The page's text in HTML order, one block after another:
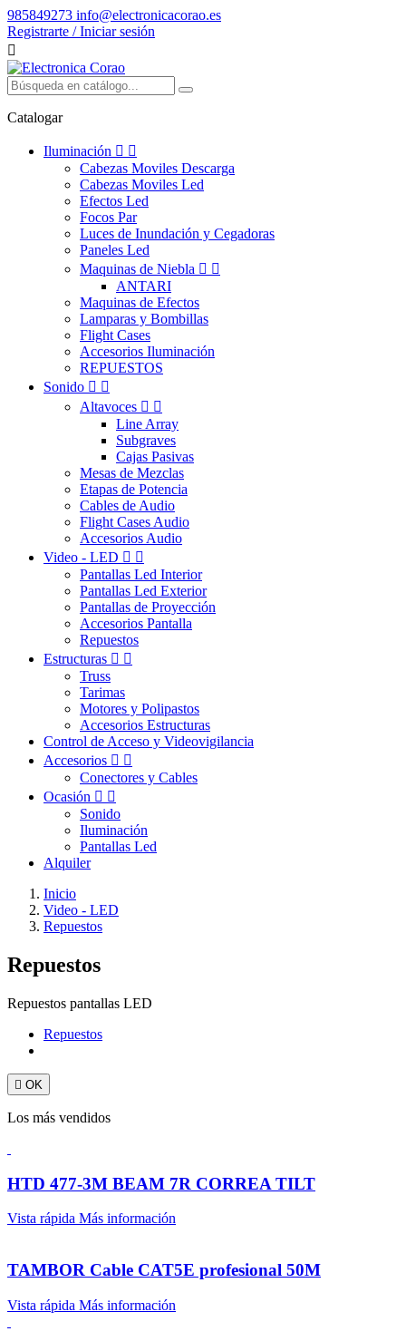
985849273 info@electronicacorao.es
Registrarte / Iniciar sesión

Catalogar
Iluminación  
Cabezas Moviles Descarga
Cabezas Moviles Led
Efectos Led
Focos Par
Luces de Inundación y Cegadoras
Paneles Led
Maquinas de Niebla  
ANTARI
Maquinas de Efectos
Lamparas y Bombillas
Flight Cases
Accesorios Iluminación
REPUESTOS
Sonido  
Altavoces  
Line Array
Subgraves
Cajas Pasivas
Mesas de Mezclas
Etapas de Potencia
Cables de Audio
Flight Cases Audio
Accesorios Audio
Video - LED  
Pantallas Led Interior
Pantallas Led Exterior
Pantallas de Proyección
Accesorios Pantalla
Repuestos
Estructuras  
Truss
Tarimas
Motores y Polipastos
Accesorios Estructuras
Control de Acceso y Videovigilancia
Accesorios  
Conectores y Cables
Ocasión  
Sonido
Iluminación
Pantallas Led
Alquiler
Inicio
Video - LED
Repuestos
Repuestos
Repuestos pantallas LED
Repuestos
 OK
Los más vendidos
HTD 477-3M BEAM 7R CORREA TILT
Vista rápida Más información
TAMBOR Cable CAT5E profesional 50M
Vista rápida Más información